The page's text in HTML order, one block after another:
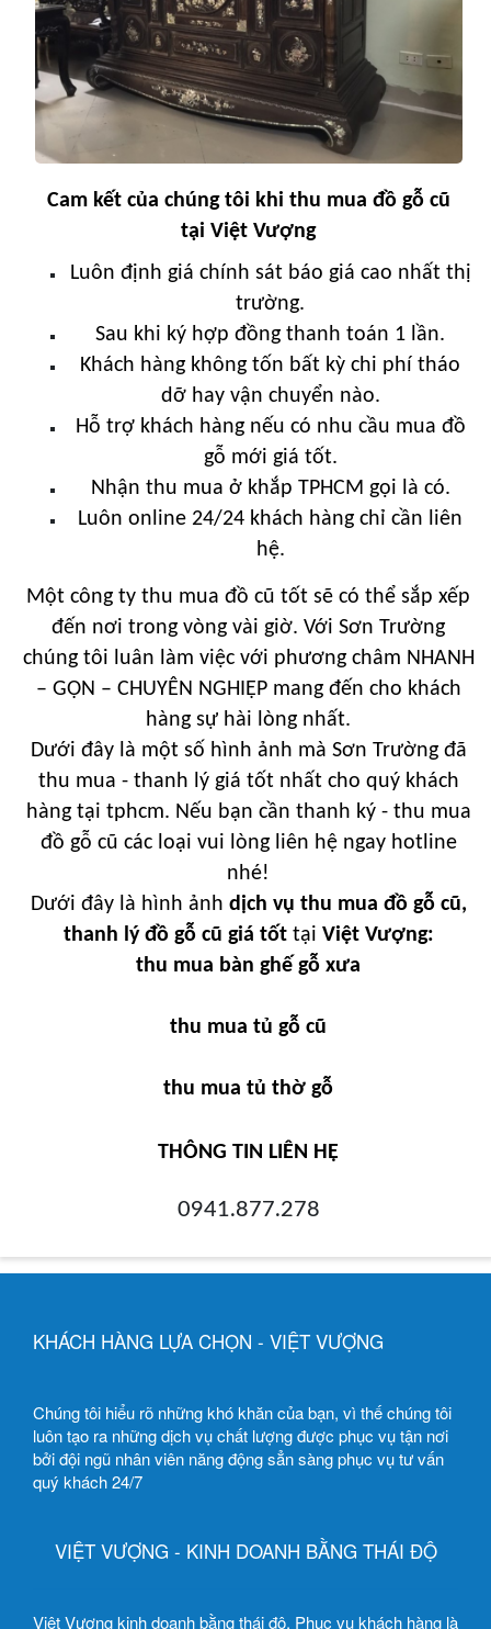
Cam kết của chúng tôi khi thu mua đồ gỗ cũ
tại Việt Vượng
Luôn định giá chính sát báo giá cao nhất thị
trường.
Sau khi ký hợp đồng thanh toán 1 lần.
Khách hàng không tốn bất kỳ chi phí tháo
dỡ hay vận chuyển nào.
Hỗ trợ khách hàng nếu có nhu cầu mua đồ
gỗ mới giá tốt.
Nhận thu mua ở khắp TPHCM gọi là có.
Luôn online 24/24 khách hàng chỉ cần liên
hệ.
Một công ty thu mua đồ cũ tốt sẽ có thể sắp xếp
đến nơi trong vòng vài giờ. Với Sơn Trường
chúng tôi luân làm việc với phương châm NHANH
– GỌN – CHUYÊN NGHIỆP mang đến cho khách
hàng sự hài lòng nhất.
Dưới đây là một số hình ảnh mà Sơn Trường đã
thu mua - thanh lý giá tốt nhất cho quý khách
hàng tại tphcm. Nếu bạn cần thanh ký - thu mua
đồ gỗ cũ các loại vui lòng liên hệ ngay hotline
nhé!
Dưới đây là hình ảnh dịch vụ thu mua đồ gỗ cũ,
thanh lý đồ gỗ cũ giá tốttại Việt Vượng:
thu mua bàn ghế gỗ xưa
thu mua tủ gỗ cũ
thu mua tủ thờ gỗ
THÔNG TIN LIÊN HỆ
0941.877.278
KHÁCH HÀNG LỰA CHỌN - VIỆT VƯỢNG
Chúng tôi hiểu rõ những khó khăn của bạn, vì thế chúng tôi
luôn tạo ra những dịch vụ chất lượng được phục vụ tận nơi
bởi đội ngũ nhân viên năng động sẳn sàng phục vụ tư vấn
quý khách 24/7
VIỆT VƯỢNG - KINH DOANH BẰNG THÁI ĐỘ
Việt Vượng kinh doanh bằng thái độ. Phục vụ khách hàng là